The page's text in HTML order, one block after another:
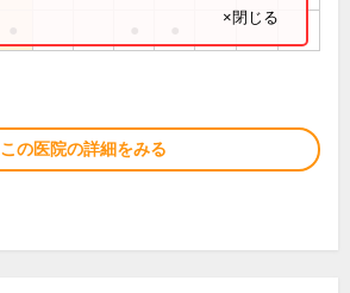
×閉じる
この医院の詳細をみる